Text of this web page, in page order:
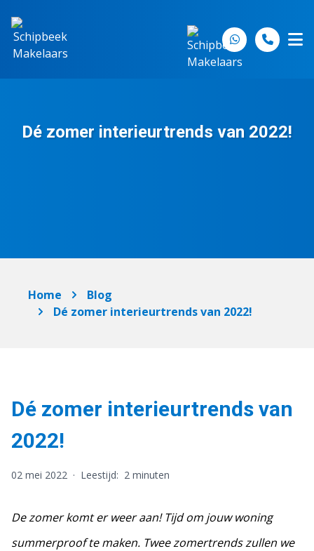
Dé zomer interieurtrends van 2022!
Home
Blog
Dé zomer interieurtrends van 2022!
Dé zomer interieurtrends van
2022!
02 mei 2022 · Leestijd: 2 minuten
De zomer komt er weer aan! Tijd om jouw woning
summerproof te maken. Twee zomertrends zullen we